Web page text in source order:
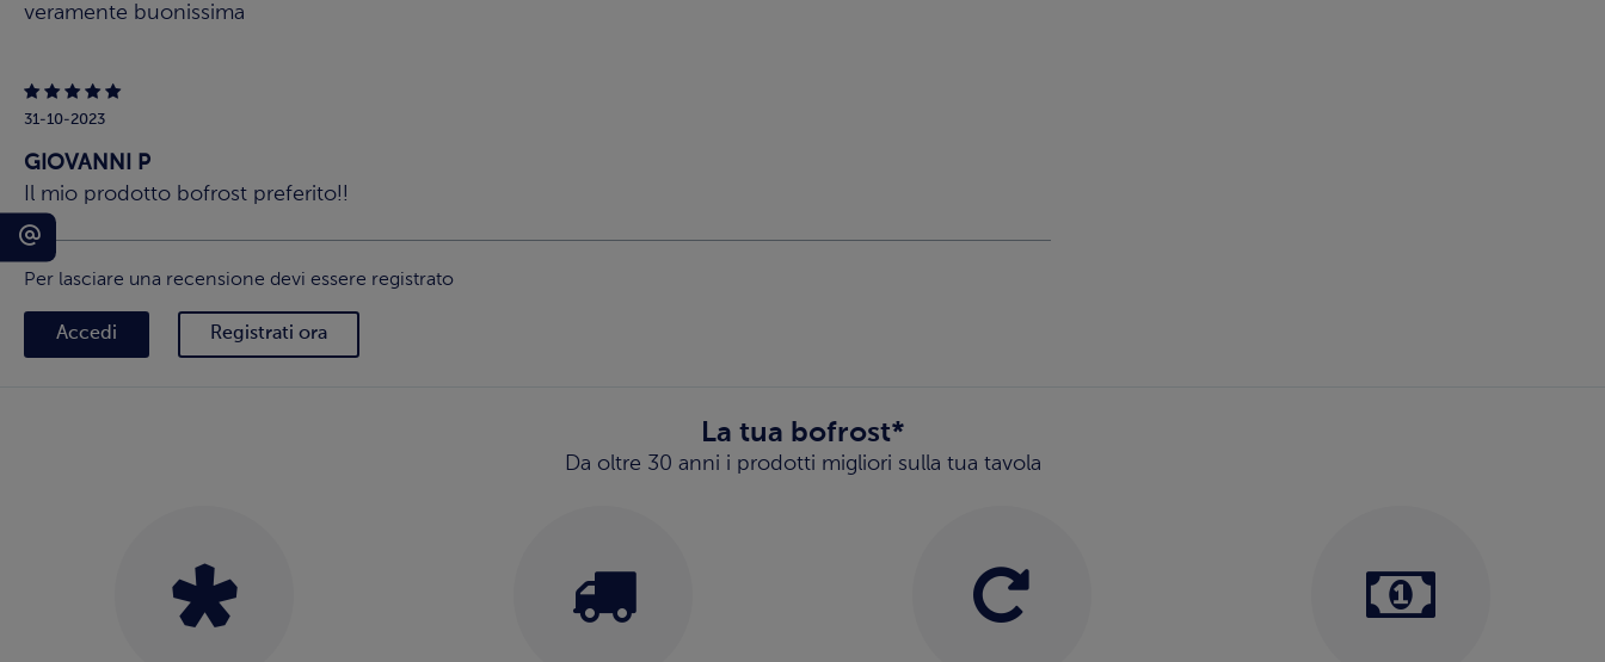
veramente buonissima
31-10-2023
GIOVANNI P
Il mio prodotto bofrost preferito!!
Per lasciare una recensione devi essere registrato
Accedi Registrati ora
La tua bofrost*
Da oltre 30 anni i prodotti migliori sulla tua tavola